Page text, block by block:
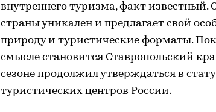
внутреннего туризма, факт
страны уникален и предлагает свой
природу и туристические форматы.
смысле становится Ставропольский
сезоне продолжил утверждаться в
туристических центров России.